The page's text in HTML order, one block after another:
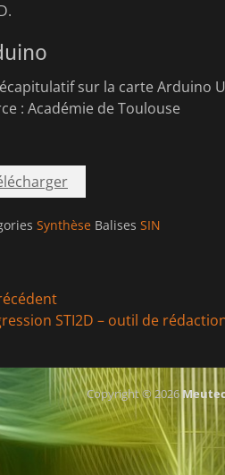
sur la carte Arduino
: Académie de Toulouse
Synthèse Balises SIN
STI2D – outil de
Copyright © 2026